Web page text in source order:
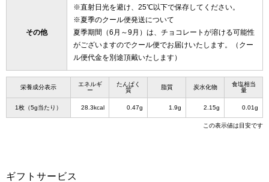
その他
※直射日光を避け、25℃以下で保存してください。
※夏季のクール便発送について
夏季期間（6月～9月）は、チョコレートが溶ける可能性
がございますのでクール便でお届けいたします。（クー
ル便代金を別途頂戴いたします）
栄養成分表示
エネルギ
ー
たんぱく
質
脂質 炭水化物
食塩相当
量
1枚（5g当たり） 28.3kcal 0.47g 1.9g 2.15g 0.01g
この表示値は目安です
ギフトサービス